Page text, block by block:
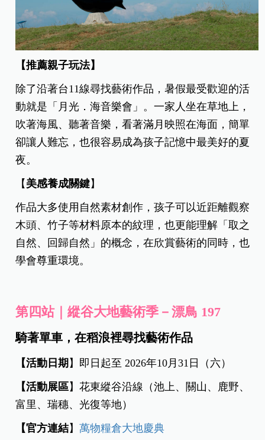
【推薦親子玩法】
除了沿著台11線尋找藝術作品，暑假最受歡迎的活
動就是「月光．海音樂會」。一家人坐在草地上，
吹著海風、聽著音樂，看著滿月映照在海面，簡單
卻讓人難忘，也很容易成為孩子記憶中最美好的夏
夜。
【 美感養成關鍵】
作品大多使用自然素材創作，孩子可以近距離觀察
木頭、竹子等材料原本的紋理，也更能理解「取之
自然、回歸自然」的概念，在欣賞藝術的同時，也
學會尊重環境。
第四站｜縱谷大地藝術季－漂鳥 197
騎著單車，在稻浪裡尋找藝術作品
【活動日期 】即日起至 2026年10月31日（六）
【活動展區】花東縱谷沿線（池上、關山、鹿野、
富里、瑞穗、光復等地）
【官方連結】萬物糧倉大地慶典